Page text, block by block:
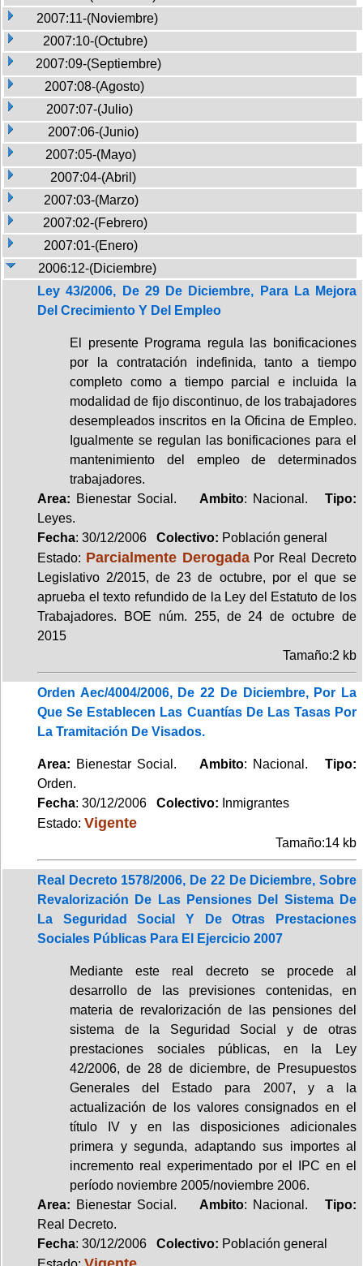
2007:11-(Noviembre)
2007:10-(Octubre)
2007:09-(Septiembre)
2007:08-(Agosto)
2007:07-(Julio)
2007:06-(Junio)
2007:05-(Mayo)
2007:04-(Abril)
2007:03-(Marzo)
2007:02-(Febrero)
2007:01-(Enero)
2006:12-(Diciembre)
Ley 43/2006, De 29 De Diciembre, Para La Mejora
Del Crecimiento Y Del Empleo
El presente Programa regula las bonificaciones
por la contratación indefinida, tanto a tiempo
completo como a tiempo parcial e incluida la
modalidad de fijo discontinuo, de los trabajadores
desempleados inscritos en la Oficina de Empleo.
Igualmente se regulan las bonificaciones para el
mantenimiento del empleo de determinados
trabajadores.
Area: Bienestar Social. Ambito: Nacional. Tipo:
Leyes.
Fecha: 30/12/2006 Colectivo: Población general
Estado: Parcialmente DerogadaPor Real Decreto
Legislativo 2/2015, de 23 de octubre, por el que se
aprueba el texto refundido de la Ley del Estatuto de los
Trabajadores. BOE núm. 255, de 24 de octubre de
2015
Tamaño:2 kb
Orden Aec/4004/2006, De 22 De Diciembre, Por La
Que Se Establecen Las Cuantías De Las Tasas Por
La Tramitación De Visados.
Area: Bienestar Social. Ambito: Nacional. Tipo:
Orden.
Fecha: 30/12/2006 Colectivo: Inmigrantes
Estado: Vigente
Tamaño:14 kb
Real Decreto 1578/2006, De 22 De Diciembre, Sobre
Revalorización De Las Pensiones Del Sistema De
La Seguridad Social Y De Otras Prestaciones
Sociales Públicas Para El Ejercicio 2007
Mediante este real decreto se procede al
desarrollo de las previsiones contenidas, en
materia de revalorización de las pensiones del
sistema de la Seguridad Social y de otras
prestaciones sociales públicas, en la Ley
42/2006, de 28 de diciembre, de Presupuestos
Generales del Estado para 2007, y a la
actualización de los valores consignados en el
título IV y en las disposiciones adicionales
primera y segunda, adaptando sus importes al
incremento real experimentado por el IPC en el
período noviembre 2005/noviembre 2006.
Area: Bienestar Social. Ambito: Nacional. Tipo:
Real Decreto.
Fecha: 30/12/2006 Colectivo: Población general